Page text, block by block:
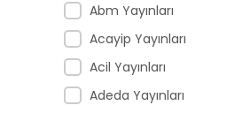
Abm Yayınları
Acayip Yayınları
Acil Yayınları
Adeda Yayınları